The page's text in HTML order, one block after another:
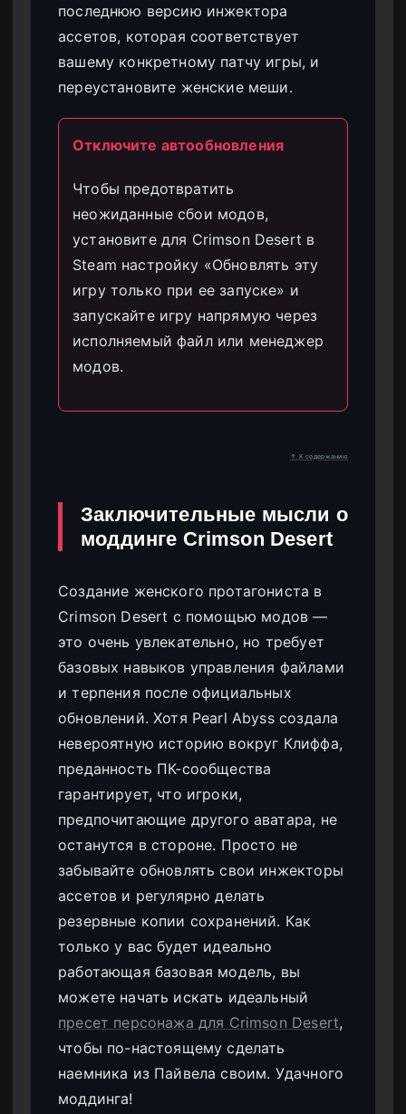
последнюю версию инжектора
ассетов, которая соответствует
вашему конкретному патчу игры, и
переустановите женские меши.
Отключите автообновления
Чтобы предотвратить
неожиданные сбои модов,
установите для Crimson Desert в
Steam настройку «Обновлять эту
игру только при ее запуске» и
запускайте игру напрямую через
исполняемый файл или менеджер
модов.
↑ К содержанию
Заключительные мысли о
моддинге Crimson Desert
Создание женского протагониста в
Crimson Desert с помощью модов —
это очень увлекательно, но требует
базовых навыков управления файлами
и терпения после официальных
обновлений. Хотя Pearl Abyss создала
невероятную историю вокруг Клиффа,
преданность ПК-сообщества
гарантирует, что игроки,
предпочитающие другого аватара, не
останутся в стороне. Просто не
забывайте обновлять свои инжекторы
ассетов и регулярно делать
резервные копии сохранений. Как
только у вас будет идеально
работающая базовая модель, вы
можете начать искать идеальный
пресет персонажа для Crimson Desert,
чтобы по-настоящему сделать
наемника из Пайвела своим. Удачного
моддинга!